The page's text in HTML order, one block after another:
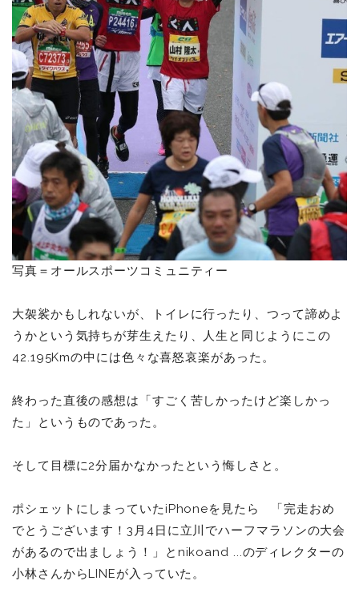
写真＝オールスポーツコミュニティー
大袈裟かもしれないが、トイレに行ったり、つって諦めよ
うかという気持ちが芽生えたり、人生と同じようにこの
42.195Kmの中には色々な喜怒哀楽があった。
終わった直後の感想は「すごく苦しかったけど楽しかっ
た」というものであった。
そして目標に2分届かなかったという悔しさと。
ポシェットにしまっていたiPhoneを見たら 「完走おめ
でとうございます！3月4日に立川でハーフマラソンの大会
があるので出ましょう！」とnikoand ...のディレクターの
小林さんからLINEが入っていた。